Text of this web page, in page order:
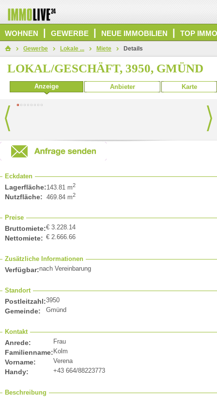
WOHNEN GEWERBE NEUE IMMOBILIEN TOP
Gewerbe Lokale ... Miete Details
LOKAL/GESCHÄFT, 3950, GMÜND
Anzeige Anbieter Karte
Eckdaten
Lagerfläche:143.81 m2
Nutzfläche: 469.84 m2
Preise
Bruttomiete:€ 3.228.14
Nettomiete: € 2.666.66
Zusätzliche Informationen
Verfügbar:nach Vereinbarung
Standort
Postleitzahl:3950
Gemeinde: Gmünd
Kontakt
Anrede: Frau
Familienname: Kolm
Vorname: Verena
Handy: +43 664/88223773
Beschreibung